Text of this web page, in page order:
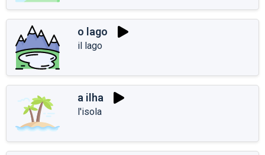
o lago
il lago
a ilha
l'isola